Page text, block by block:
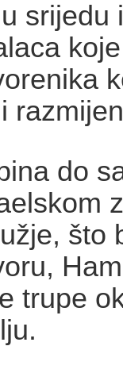
srijedu
do
što
trupe